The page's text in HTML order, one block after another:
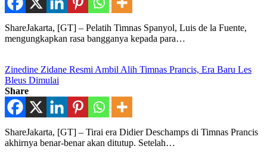
ShareJakarta, [GT] – Pelatih Timnas Spanyol, Luis de la Fuente,
mengungkapkan rasa bangganya kepada para…
Zinedine Zidane Resmi Ambil Alih Timnas Prancis, Era Baru Les
Bleus Dimulai
Share
ShareJakarta, [GT] – Tirai era Didier Deschamps di Timnas Prancis
akhirnya benar-benar akan ditutup. Setelah…